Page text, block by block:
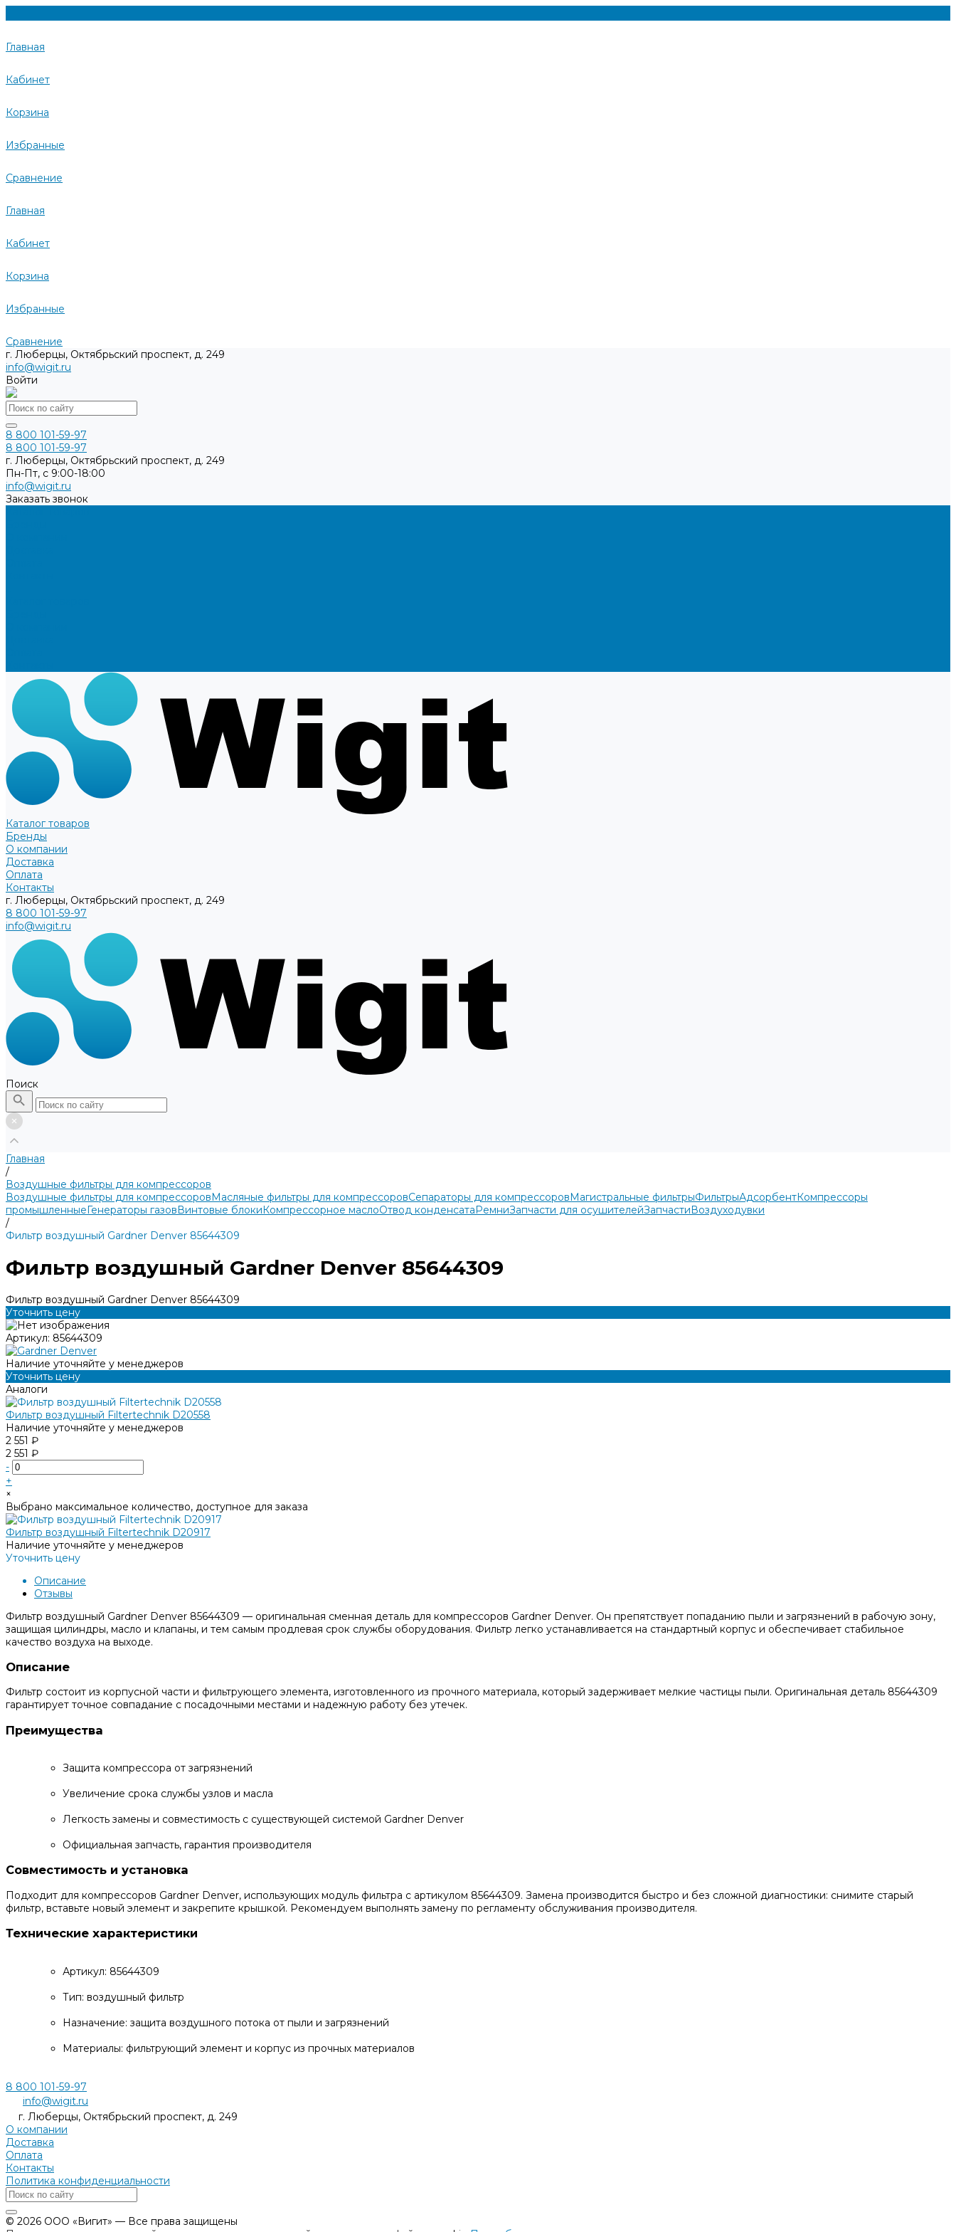
Главная
Кабинет
Корзина
Избранные
Сравнение
Главная
Кабинет
Корзина
Избранные
Сравнение
г. Люберцы, Октябрьский проспект, д. 249
info@wigit.ru
Войти
8 800 101-59-97
8 800 101-59-97
г. Люберцы, Октябрьский проспект, д. 249
Пн-Пт, с 9:00-18:00
info@wigit.ru
Заказать звонок
Каталог товаров
Бренды
О компании
Доставка
Оплата
Контакты
г. Люберцы, Октябрьский проспект, д. 249
8 800 101-59-97
info@wigit.ru
Поиск
Главная
/
Воздушные фильтры для компрессоров
Воздушные фильтры для компрессоровМасляные фильтры для компрессоровСепараторы для компрессоровМагистральные фильтрыФильтрыАдсорбентКомпрессоры
промышленныеГенераторы газовВинтовые блокиКомпрессорное маслоОтвод конденсатаРемниЗапчасти для осушителейЗапчастиВоздуходувки
/
Фильтр воздушный Gardner Denver 85644309
Фильтр воздушный Gardner Denver 85644309
Фильтр воздушный Gardner Denver 85644309
Уточнить цену
Артикул: 85644309
Наличие уточняйте у менеджеров
Уточнить цену
Аналоги
Фильтр воздушный Filtertechnik D20558
Наличие уточняйте у менеджеров
2 551 ₽
2 551 ₽
-
+
×
Выбрано максимальное количество, доступное для заказа
Фильтр воздушный Filtertechnik D20917
Наличие уточняйте у менеджеров
Уточнить цену
Описание
Отзывы
Фильтр воздушный Gardner Denver 85644309 — оригинальная сменная деталь для компрессоров Gardner Denver. Он препятствует попаданию пыли и загрязнений в рабочую зону,
защищая цилиндры, масло и клапаны, и тем самым продлевая срок службы оборудования. Фильтр легко устанавливается на стандартный корпус и обеспечивает стабильное
качество воздуха на выходе.
Описание
Фильтр состоит из корпусной части и фильтрующего элемента, изготовленного из прочного материала, который задерживает мелкие частицы пыли. Оригинальная деталь 85644309
гарантирует точное совпадание с посадочными местами и надежную работу без утечек.
Преимущества
Защита компрессора от загрязнений
Увеличение срока службы узлов и масла
Легкость замены и совместимость с существующей системой Gardner Denver
Официальная запчасть, гарантия производителя
Совместимость и установка
Подходит для компрессоров Gardner Denver, использующих модуль фильтра с артикулом 85644309. Замена производится быстро и без сложной диагностики: снимите старый
фильтр, вставьте новый элемент и закрепите крышкой. Рекомендуем выполнять замену по регламенту обслуживания производителя.
Технические характеристики
Артикул: 85644309
Тип: воздушный фильтр
Назначение: защита воздушного потока от пыли и загрязнений
Материалы: фильтрующий элемент и корпус из прочных материалов
8 800 101-59-97
info@wigit.ru
г. Люберцы, Октябрьский проспект, д. 249
О компании
Доставка
Оплата
Контакты
Политика конфиденциальности
© 2026 ООО «Вигит» — Все права защищены